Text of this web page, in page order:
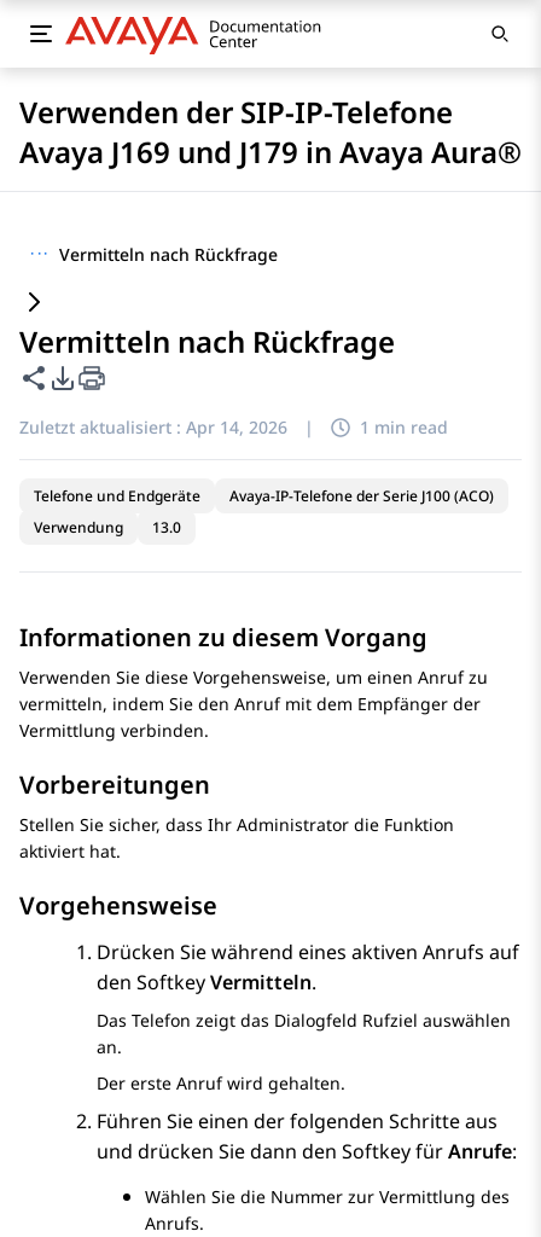
Verwenden der SIP-IP-Telefone
Avaya J169 und J179 in Avaya Aura®
··· Vermitteln nach Rückfrage
Vermitteln nach Rückfrage
Diese Seite teilen
PDF-Exportoptionen
Zuletzt aktualisiert : Apr 14, 2026 | 1 min read
Telefone und Endgeräte
Avaya-IP-Telefone der Serie J100 (ACO)
Verwendung
13.0
Informationen zu diesem Vorgang
Verwenden Sie diese Vorgehensweise, um einen Anruf zu
vermitteln, indem Sie den Anruf mit dem Empfänger der
Vermittlung verbinden.
Vorbereitungen
Stellen Sie sicher, dass Ihr Administrator die Funktion
aktiviert hat.
Vorgehensweise
Drücken Sie während eines aktiven Anrufs auf
den SoftkeyVermitteln.
Das Telefon zeigt das Dialogfeld Rufziel auswählen
an.
Der erste Anruf wird gehalten.
Führen Sie einen der folgenden Schritte aus
und drücken Sie dann den Softkey fürAnrufe:
Wählen Sie die Nummer zur Vermittlung des
Anrufs.